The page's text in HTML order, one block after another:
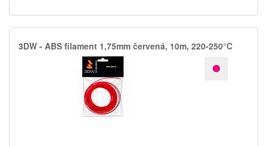
3DW -​ ABS filament 1,​75mm červená,​ 10m,​ 220-250°C